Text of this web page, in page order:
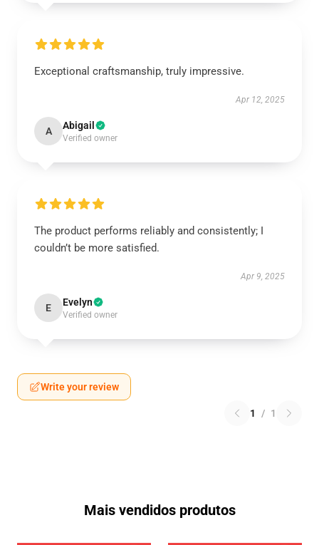
Exceptional craftsmanship, truly impressive.
Apr 12, 2025
A Abigail
Verified owner
The product performs reliably and consistently; I
couldn’t be more satisfied.
Apr 9, 2025
E Evelyn
Verified owner
Write your review
1 / 1
Mais vendidos produtos